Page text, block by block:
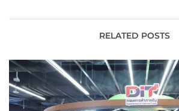
with Super Stars’
2022”
กับสุดยอด
RELATED POSTS